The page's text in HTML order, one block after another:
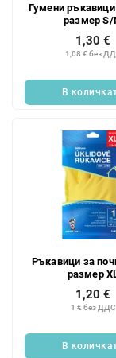
Гумени ръкавици
размер S/
1,08 € без
1,30 €
В
Ръкавици за
размер
1 € без ДДС
1,20 €
В